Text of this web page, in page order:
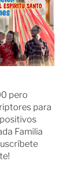
pero
para
Familia